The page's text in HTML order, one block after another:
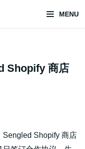
MENU
Shopify 商店
Shopify 商店